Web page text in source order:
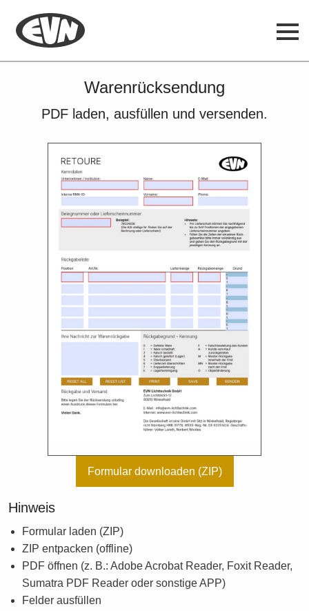
Warenrücksendung
PDF laden, ausfüllen und versenden.
Formular downloaden (ZIP)
Hinweis
Formular laden (ZIP)
ZIP entpacken (offline)
PDF öffnen (z. B.: Adobe Acrobat Reader, Foxit Reader,
Sumatra PDF Reader oder sonstige APP)
Felder ausfüllen